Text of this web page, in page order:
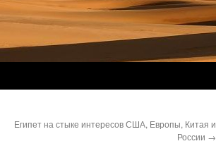
Египет на стыке интересов США, Европы, Китая и
России →